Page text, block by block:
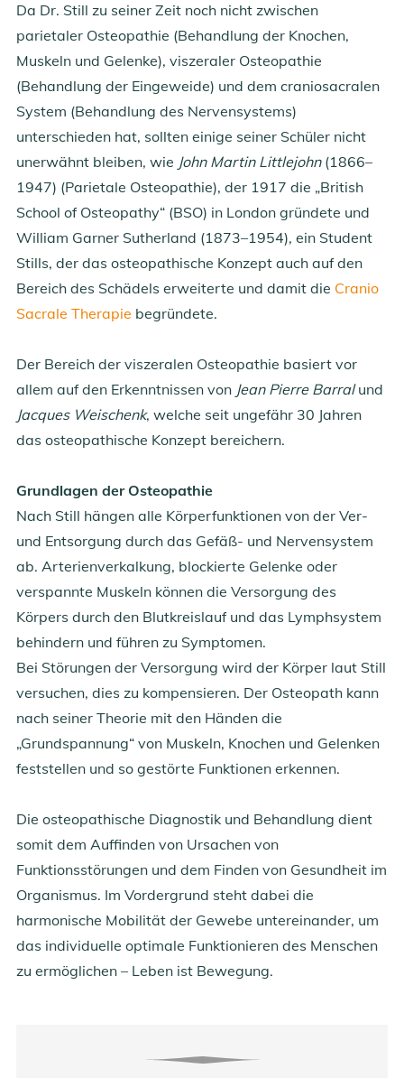
Da Dr. Still zu seiner Zeit noch nicht zwischen
parietaler Osteopathie (Behandlung der Knochen,
Muskeln und Gelenke), viszeraler Osteopathie
(Behandlung der Eingeweide) und dem craniosacralen
System (Behandlung des Nervensystems)
unterschieden hat, sollten einige seiner Schüler nicht
unerwähnt bleiben, wie John Martin Littlejohn(1866–
1947) (Parietale Osteopathie), der 1917 die „British
School of Osteopathy“ (BSO) in London gründete und
William Garner Sutherland (1873–1954), ein Student
Stills, der das osteopathische Konzept auch auf den
Bereich des Schädels erweiterte und damit die Cranio
Sacrale Therapie begründete.
Der Bereich der viszeralen Osteopathie basiert vor
allem auf den Erkenntnissen von Jean Pierre Barralund
Jacques Weischenk, welche seit ungefähr 30 Jahren
das osteopathische Konzept bereichern.
Grundlagen der Osteopathie
Nach Still hängen alle Körperfunktionen von der Ver-
und Entsorgung durch das Gefäß- und Nervensystem
ab. Arterienverkalkung, blockierte Gelenke oder
verspannte Muskeln können die Versorgung des
Körpers durch den Blutkreislauf und das Lymphsystem
behindern und führen zu Symptomen.
Bei Störungen der Versorgung wird der Körper laut Still
versuchen, dies zu kompensieren. Der Osteopath kann
nach seiner Theorie mit den Händen die
„Grundspannung“ von Muskeln, Knochen und Gelenken
feststellen und so gestörte Funktionen erkennen.
Die osteopathische Diagnostik und Behandlung dient
somit dem Auffinden von Ursachen von
Funktionsstörungen und dem Finden von Gesundheit im
Organismus. Im Vordergrund steht dabei die
harmonische Mobilität der Gewebe untereinander, um
das individuelle optimale Funktionieren des Menschen
zu ermöglichen – Leben ist Bewegung.